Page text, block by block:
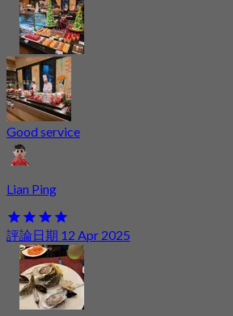
Good service
Lian Ping
評論日期 12 Apr 2025